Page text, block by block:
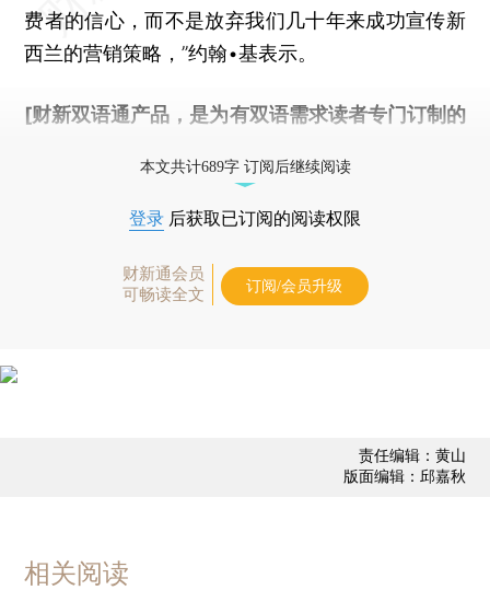
费者的信心，而不是放弃我们几十年来成功宣传新
西兰的营销策略，”约翰•基表示。
[财新双语通产品，是为有双语需求读者专门订制的
本文共计689字 订阅后继续阅读
登录 后获取已订阅的阅读权限
财新通会员
可畅读全文
订阅/会员升级
责任编辑：黄山
版面编辑：邱嘉秋
相关阅读